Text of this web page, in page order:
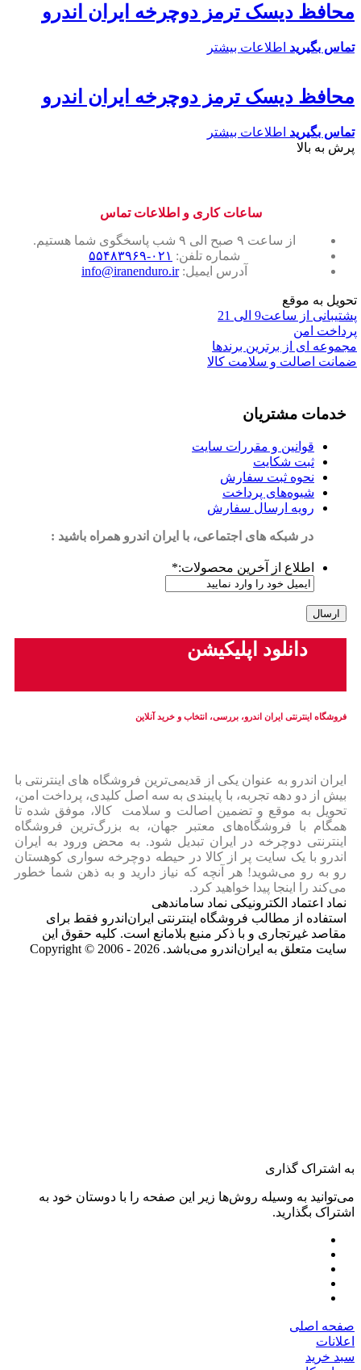
محافظ دیسک ترمز دوچرخه ایران اندرو
تماس بگیرید اطلاعات بیشتر
محافظ دیسک ترمز دوچرخه ایران اندرو
تماس بگیرید اطلاعات بیشتر
پرش به بالا
ساعات کاری و اطلاعات تماس
از ساعت ۹ صبح الی ۹ شب پاسخگوی شما هستیم.
شماره تلفن: ۰۲۱-۵۵۴۸۳۹۶۹
آدرس ایمیل:info@iranenduro.ir
تحویل به موقع
پشتیبانی از ساعت9 الی 21
پرداخت امن
مجموعه ای از برترین برندها
ضمانت اصالت و سلامت کالا
خدمات مشتریان
قوانین و مقررات سایت
ثبت شکایت
نحوه ثبت سفارش
شیوه‌های پرداخت
رویه ارسال سفارش
در شبکه های اجتماعی، با ایران اندرو همراه باشید :
اطلاع از آخرین محصولات:*
دانلود اپلیکیشن
فروشگاه اینترنتی ایران‌ اندرو، بررسی، انتخاب و خرید آنلاین
ایران‌ اندرو به عنوان یکی از قدیمی‌ترین فروشگاه های اینترنتی با
بیش از دو دهه تجربه، با پایبندی به سه اصل کلیدی، پرداخت امن،
تحویل به موقع و تضمین اصالت و سلامت کالا، موفق شده تا
همگام با فروشگاه‌های معتبر جهان، به بزرگ‌ترین فروشگاه
اینترنتی دوچرخه در ایران تبدیل شود. به محض ورود به ایران‌
اندرو با یک سایت پر از کالا در حیطه دوچرخه سواری کوهستان
رو به رو می‌شوید! هر آنچه که نیاز دارید و به ذهن شما خطور
می‌کند را اینجا پیدا خواهید کرد.
نماد اعتماد الکترونیکی نماد ساماندهی
استفاده از مطالب فروشگاه اینترنتی ایران‌اندرو فقط برای
مقاصد غیرتجاری و با ذکر منبع بلامانع است. کلیه حقوق این
سایت متعلق به ایران‌اندرو می‌باشد. Copyright © 2006 - 2026
به اشتراک گذاری
می‌توانید به وسیله روش‌ها زیر این صفحه را با دوستان خود به
اشتراک بگذارید.
صفحه اصلی
اعلانات
سبد خرید